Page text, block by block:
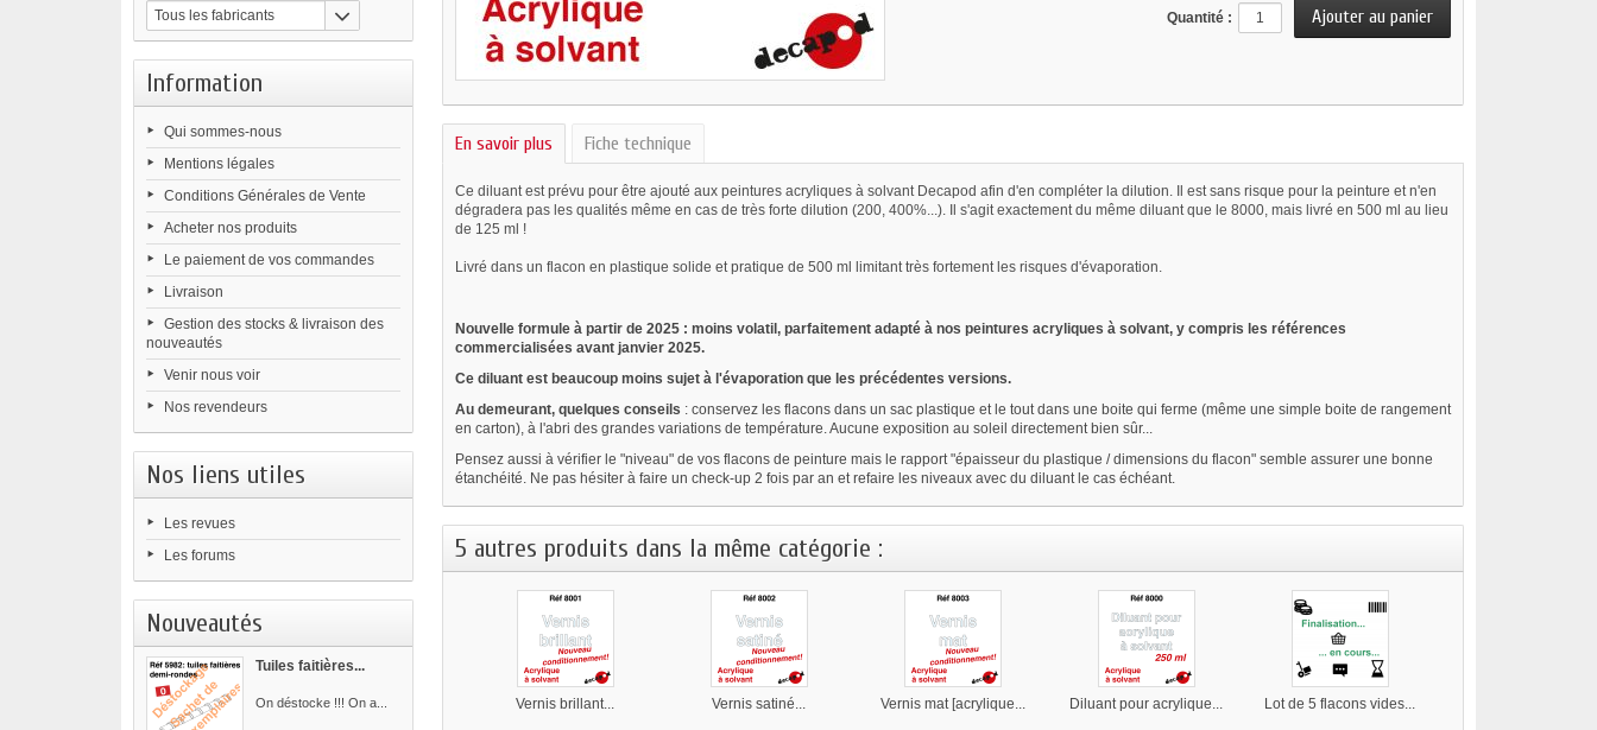
Tous les fabricants
Information
Qui sommes-nous
Mentions légales
Conditions Générales de Vente
Acheter nos produits
Le paiement de vos commandes
Livraison
Gestion des stocks & livraison des
nouveautés
Venir nous voir
Nos revendeurs
Nos liens utiles
Les revues
Les forums
Nouveautés
Tuiles faitières...
On déstocke !!! On a...
Quantité :
En savoir plus Fiche technique
Ce diluant est prévu pour être ajouté aux peintures acryliques à solvant Decapod afin d'en compléter la dilution. Il est sans risque pour la peinture et n'en
dégradera pas les qualités même en cas de très forte dilution (200, 400%...). Il s'agit exactement du même diluant que le 8000, mais livré en 500 ml au lieu
de 125 ml !
Livré dans un flacon en plastique solide et pratique de 500 ml limitant très fortement les risques d'évaporation.
Nouvelle formule à partir de 2025 : moins volatil, parfaitement adapté à nos peintures acryliques à solvant, y compris les références
commercialisées avant janvier 2025.
Ce diluant est beaucoup moins sujet à l'évaporation que les précédentes versions.
Au demeurant, quelques conseils : conservez les flacons dans un sac plastique et le tout dans une boite qui ferme (même une simple boite de rangement
en carton), à l'abri des grandes variations de température. Aucune exposition au soleil directement bien sûr...
Pensez aussi à vérifier le "niveau" de vos flacons de peinture mais le rapport "épaisseur du plastique / dimensions du flacon" semble assurer une bonne
étanchéité. Ne pas hésiter à faire un check-up 2 fois par an et refaire les niveaux avec du diluant le cas échéant.
5 autres produits dans la même catégorie :
Vernis brillant... Vernis satiné... Vernis mat [acrylique... Diluant pour acrylique... Lot de 5 flacons vides...